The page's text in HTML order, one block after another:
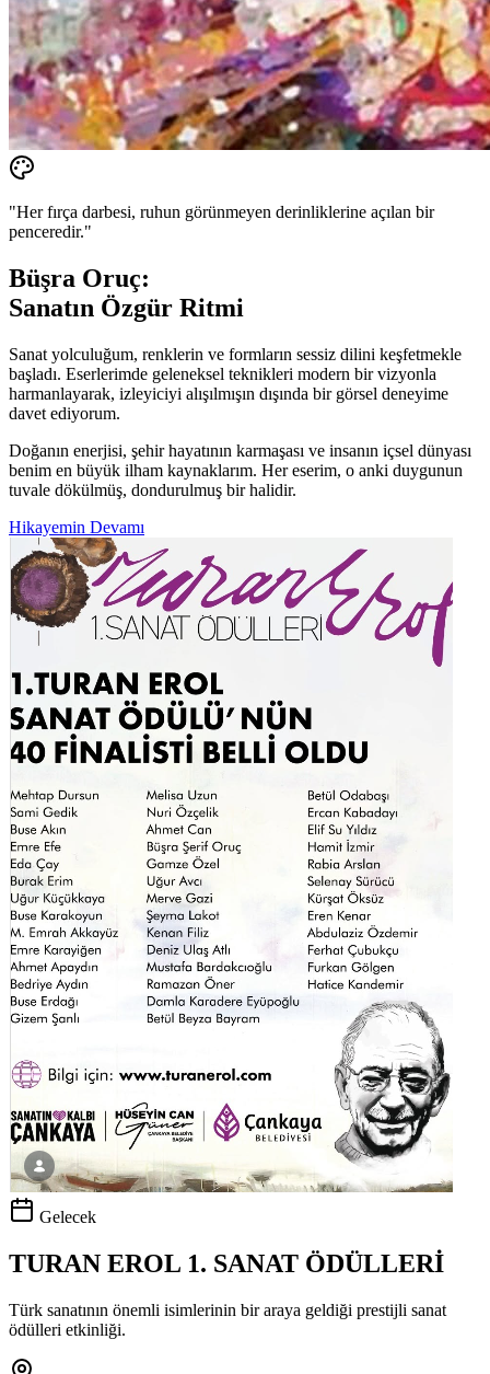
"Her fırça darbesi, ruhun görünmeyen derinliklerine açılan bir
penceredir."
Büşra Oruç:
Sanatın Özgür Ritmi
Sanat yolculuğum, renklerin ve formların sessiz dilini keşfetmekle
başladı. Eserlerimde geleneksel teknikleri modern bir vizyonla
harmanlayarak, izleyiciyi alışılmışın dışında bir görsel deneyime
davet ediyorum.
Doğanın enerjisi, şehir hayatının karmaşası ve insanın içsel dünyası
benim en büyük ilham kaynaklarım. Her eserim, o anki duygunun
tuvale dökülmüş, dondurulmuş bir halidir.
Hikayemin Devamı
Gelecek
TURAN EROL 1. SANAT ÖDÜLLERİ
Türk sanatının önemli isimlerinin bir araya geldiği prestijli sanat
ödülleri etkinliği.